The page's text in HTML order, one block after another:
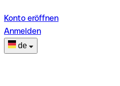
Konto eröffnen
Anmelden
de